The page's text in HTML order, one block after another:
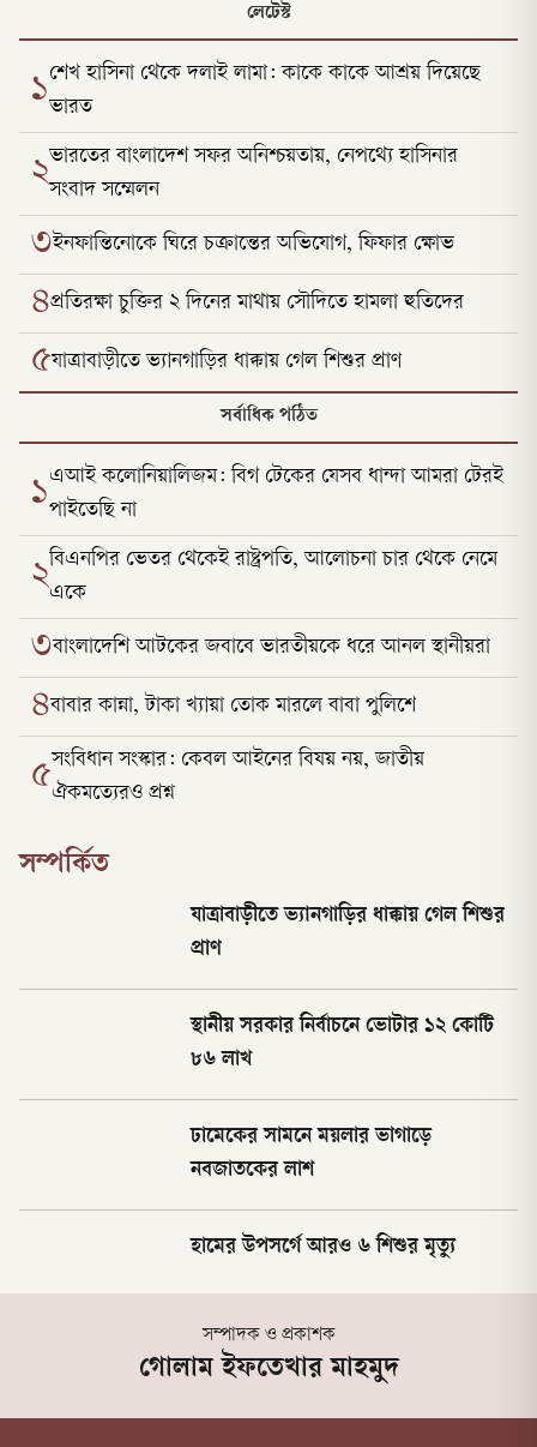
লেটেস্ট
১শেখ হাসিনা থেকে দলাই লামা: কাকে কাকে আশ্রয় দিয়েছে
ভারত
২ভারতের বাংলাদেশ সফর অনিশ্চয়তায়, নেপথ্যে হাসিনার
সংবাদ সম্মেলন
৩ইনফান্তিনোকে ঘিরে চক্রান্তের অভিযোগ, ফিফার ক্ষোভ
৪প্রতিরক্ষা চুক্তির ২ দিনের মাথায় সৌদিতে হামলা হুতিদের
৫যাত্রাবাড়ীতে ভ্যানগাড়ির ধাক্কায় গেল শিশুর প্রাণ
সর্বাধিক পঠিত
১এআই কলোনিয়ালিজম: বিগ টেকের যেসব ধান্দা আমরা টেরই
পাইতেছি না
২বিএনপির ভেতর থেকেই রাষ্ট্রপতি, আলোচনা চার থেকে নেমে
একে
৩বাংলাদেশি আটকের জবাবে ভারতীয়কে ধরে আনল স্থানীয়রা
৪বাবার কান্না, টাকা খ্যায়া তোক মারলে বাবা পুলিশে
৫সংবিধান সংস্কার: কেবল আইনের বিষয় নয়, জাতীয়
ঐকমত্যেরও প্রশ্ন
সম্পর্কিত
যাত্রাবাড়ীতে ভ্যানগাড়ির ধাক্কায় গেল শিশুর
প্রাণ
স্থানীয় সরকার নির্বাচনে ভোটার ১২ কোটি
৮৬ লাখ
ঢামেকের সামনে ময়লার ভাগাড়ে
নবজাতকের লাশ
হামের উপসর্গে আরও ৬ শিশুর মৃত্যু
সম্পাদক ও প্রকাশক
গোলাম ইফতেখার মাহমুদ